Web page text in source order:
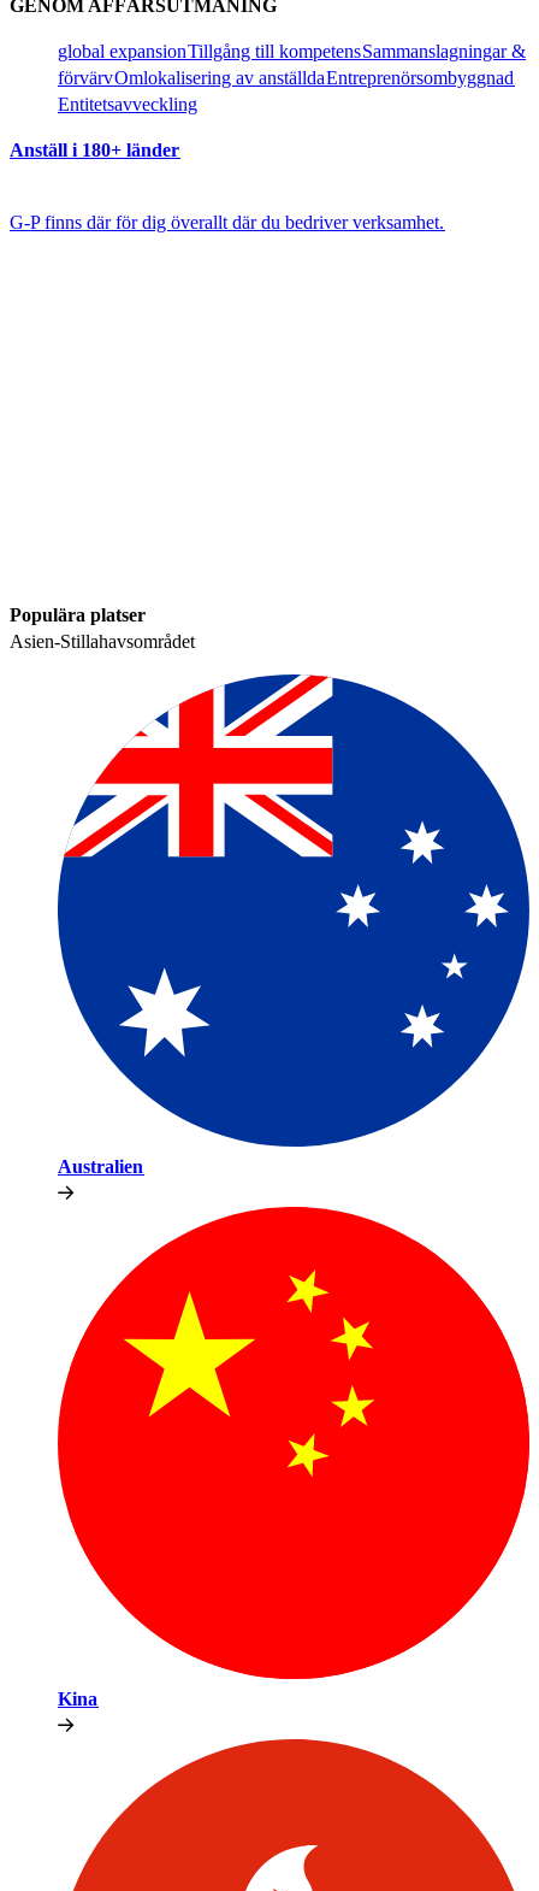
GENOM AFFÄRSUTMANING​​
global expansion​​Tillgång till kompetens​​Sammanslagningar &
förvärv​​Omlokalisering av anställda​​Entreprenörsombyggnad​​
Entitetsavveckling​​
Anställ i 180+ länder​​
G-P finns där för dig överallt där du bedriver verksamhet.​​
Populära platser​​
Asien-Stillahavsområdet​​
Australien​​
Kina​​